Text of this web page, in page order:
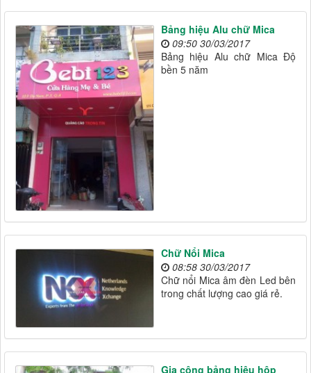
Bảng hiệu Alu chữ Mica
09:50 30/03/2017
Bảng hiệu Alu chữ Mica Độ
bền 5 năm
Chữ Nổi Mica
08:58 30/03/2017
Chữ nổi Mica âm đèn Led bên
trong chất lượng cao giá rẻ.
Gia công bảng hiệu hộp